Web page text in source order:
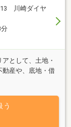
13 川崎ダイヤ
として、土地・
動産や、底地・借
来店心よりお待
う